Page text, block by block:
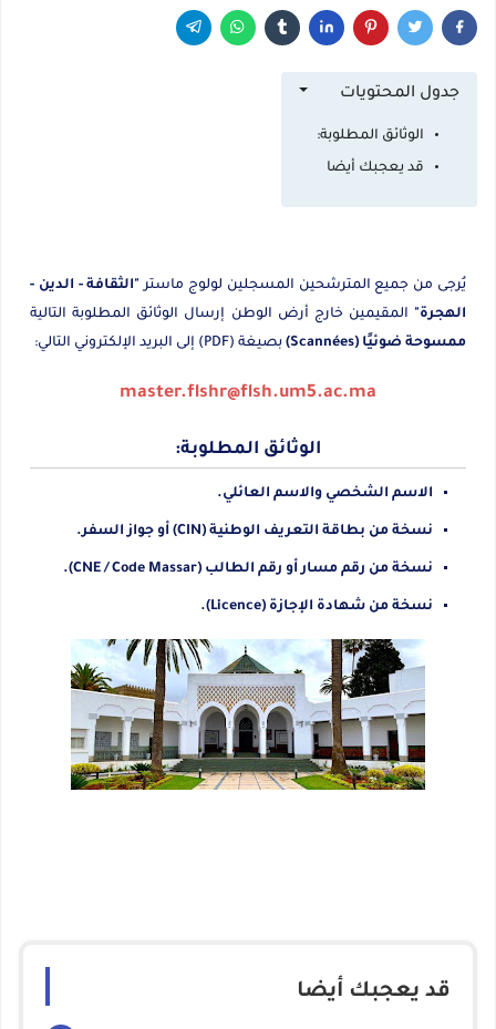
جدول المحتويات
الوثائق المطلوبة:
قد يعجبك أيضا
يُرجى من جميع المترشحين المسجلين لولوج ماستر "الثقافة - الدين -
الهجرة" المقيمين خارج أرض الوطن إرسال الوثائق المطلوبة التالية
ممسوحة ضوئيًا (Scannées)
بصيغة (PDF) إلى البريد الإلكتروني التالي:
master.flshr@flsh.um5.ac.ma
الوثائق المطلوبة:
الاسم الشخصي والاسم العائلي.
نسخة من بطاقة التعريف الوطنية (CIN) أو جواز السفر.
نسخة من رقم مسار أو رقم الطالب (CNE / Code Massar).
نسخة من شهادة الإجازة (Licence).
قد يعجبك أيضا